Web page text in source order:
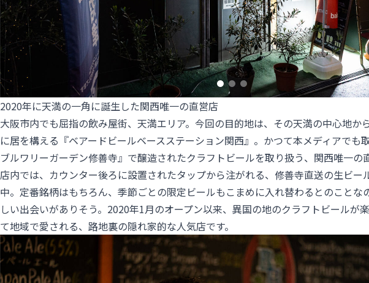
2020年に天満の一角に誕生した関西唯一の直営店
大阪市内でも屈指の飲み屋街、天満エリア。今回の目的地は、その天満の中心地か
に居を構える『ベアードビールベースステーション関西』。かつて本メディアでも
ブルワリーガーデン修善寺』で醸造されたクラフトビールを取り扱う、関西唯一の
店内では、カウンター後ろに設置されたタップから注がれる、修善寺直送の生ビー
中。定番銘柄はもちろん、季節ごとの限定ビールもこまめに入れ替わるとのことな
しい出会いがありそう。2020年1月のオープン以来、異国の地のクラフトビールが
て地域で愛される、路地裏の隠れ家的な人気店です。